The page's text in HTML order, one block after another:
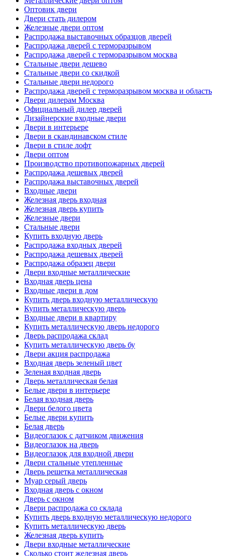
Оптовик двери
Двери стать дилером
Железные двери оптом
Распродажа выставочных образцов дверей
Распродажа дверей с терморазрывом
Распродажа дверей с терморазрывом москва
Стальные двери дешево
Стальные двери со скидкой
Стальные двери недорого
Распродажа дверей с терморазрывом москва и область
Двери дилерам Москва
Официальный дилер дверей
Дизайнерские входные двери
Двери в интерьере
Двери в скандинавском стиле
Двери в стиле лофт
Двери оптом
Производство противопожарных дверей
Распродажа дешевых дверей
Распродажа выставочных дверей
Входные двери
Железная дверь входная
Железная дверь купить
Железные двери
Стальные двери
Купить входную дверь
Распродажа входных дверей
Распродажа дешевых дверей
Распродажа образец двери
Двери входные металлические
Входная дверь цена
Входные двери в дом
Купить дверь входную металлическую
Купить металлическую дверь
Входные двери в квартиру
Купить металлическую дверь недорого
Дверь распродажа склад
Купить металлическую дверь бу
Двери акция распродажа
Входная дверь зеленый цвет
Зеленая входная дверь
Дверь металлическая белая
Белые двери в интерьере
Белая входная дверь
Двери белого цвета
Белые двери купить
Белая дверь
Видеоглазок с датчиком движения
Видеоглазок на дверь
Видеоглазок для входной двери
Двери стальные утепленные
Дверь решетка металлическая
Муар серый дверь
Входная дверь с окном
Дверь с окном
Двери распродажа со склада
Купить дверь входную металлическую недорого
Купить металлическую дверь
Железная дверь купить
Двери входные металлические
Сколько стоит железная дверь